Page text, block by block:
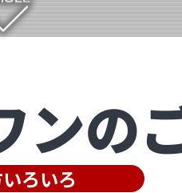
ンの
ろいろ